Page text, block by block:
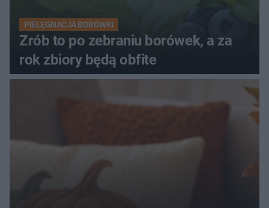
PIELĘGNACJA BORÓWKI
Zrób to po zebraniu borówek, a za
rok zbiory będą obfite